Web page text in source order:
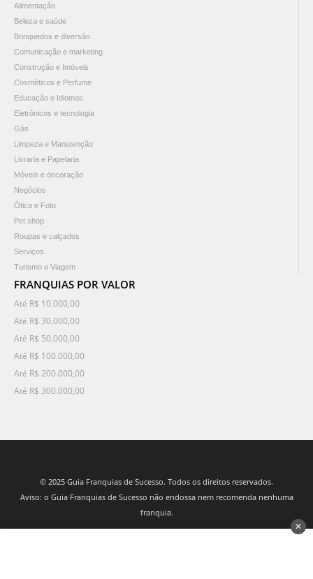
Alimentação
Beleza e saúde
Brinquedos e diversão
Comunicação e marketing
Construção e Imóveis
Cosméticos e Perfume
Educação e Idiomas
Eletrônicos e tecnologia
Gás
Limpeza e Manutenção
Livraria e Papelaria
Móveis e decoração
Negócios
Ótica e Foto
Pet shop
Roupas e calçados
Serviços
Turismo e Viagem
FRANQUIAS POR VALOR
Até R$ 10.000,00
Até R$ 30.000,00
Até R$ 50.000,00
Até R$ 100.000,00
Até R$ 200.000,00
Até R$ 300.000,00
© 2025 Guia Franquias de Sucesso. Todos os direitos reservados.
Aviso: o Guia Franquias de Sucesso não endossa nem recomenda nenhuma
franquia.
✕